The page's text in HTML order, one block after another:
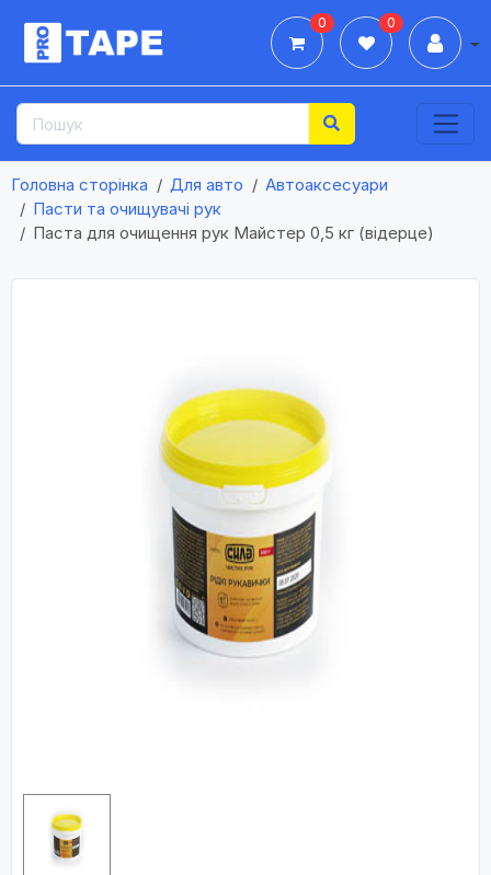
0 0
Головна сторінка Для авто
Автоаксесуари
Пасти та очищувачі рук
Паста для очищення рук Майстер 0,5 кг (відерце)